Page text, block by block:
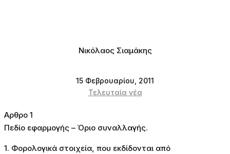
Νικόλαος Σιαμάκης
15 Φεβρουαρίου, 2011
Τελευταία νέα
Αρθρο 1
Πεδίο εφαρμογής – Όριο συναλλαγής.
1. Φορολογικά στοιχεία, που εκδίδονται από